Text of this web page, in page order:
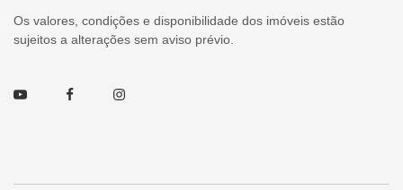
Os valores, condições e disponibilidade dos imóveis estão
sujeitos a alterações sem aviso prévio.
Youtube FacebookInstagram